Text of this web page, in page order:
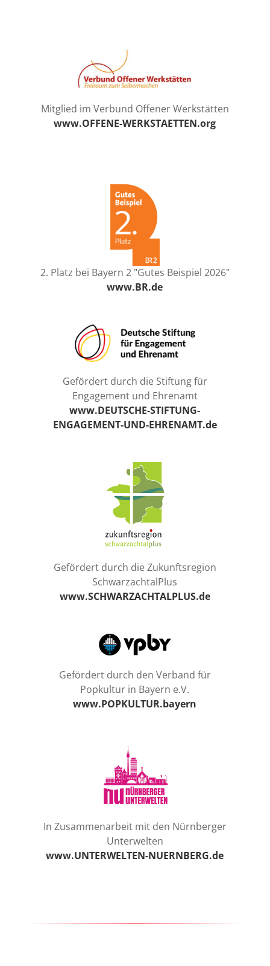
Mitglied im Verbund Offener Werkstätten
www.OFFENE-WERKSTAETTEN.org
2. Platz bei Bayern 2 "Gutes Beispiel 2026"
www.BR.de
Gefördert durch die Stiftung für
Engagement und Ehrenamt
www.DEUTSCHE-STIFTUNG-
ENGAGEMENT-UND-EHRENAMT.de
Gefördert durch die Zukunftsregion
SchwarzachtalPlus
www.SCHWARZACHTALPLUS.de
Gefördert durch den Verband für
Popkultur in Bayern e.V.
www.POPKULTUR.bayern
In Zusammenarbeit mit den Nürnberger
Unterwelten
www.UNTERWELTEN-NUERNBERG.de